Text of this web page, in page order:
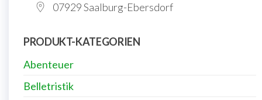
07929 Saalburg-Ebersdorf
PRODUKT-KATEGORIEN
Abenteuer
Belletristik